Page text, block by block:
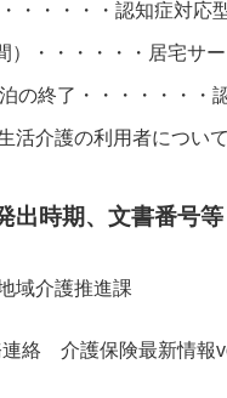
・・・・認知症対応
）・・・・・・居宅サ
終了・・・・・・・
活介護の利用者につい
出時期、文書番号等
域介護推進課
連絡 介護保険最新情